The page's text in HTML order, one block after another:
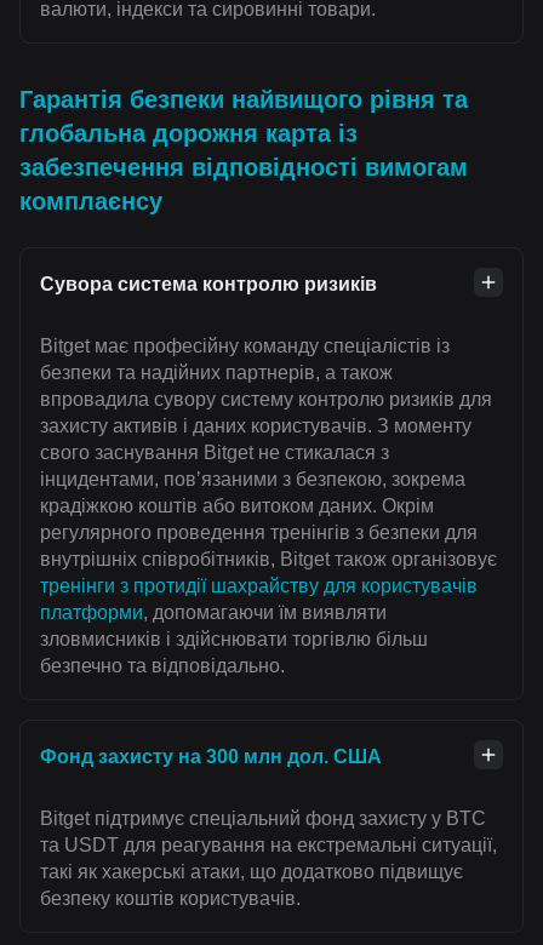
валюти, індекси та сировинні товари.
Гарантія безпеки найвищого рівня та
глобальна дорожня карта із
забезпечення відповідності вимогам
комплаєнсу
Сувора система контролю ризиків
Bitget має професійну команду спеціалістів із
безпеки та надійних партнерів, а також
впровадила сувору систему контролю ризиків для
захисту активів і даних користувачів. З моменту
свого заснування Bitget не стикалася з
інцидентами, пов’язаними з безпекою, зокрема
крадіжкою коштів або витоком даних. Окрім
регулярного проведення тренінгів з безпеки для
внутрішніх співробітників, Bitget також організовує
тренінги з протидії шахрайству для користувачів
платформи, допомагаючи їм виявляти
зловмисників і здійснювати торгівлю більш
безпечно та відповідально.
Фонд захисту на 300 млн дол. США
Bitget підтримує спеціальний фонд захисту у BTC
та USDT для реагування на екстремальні ситуації,
такі як хакерські атаки, що додатково підвищує
безпеку коштів користувачів.